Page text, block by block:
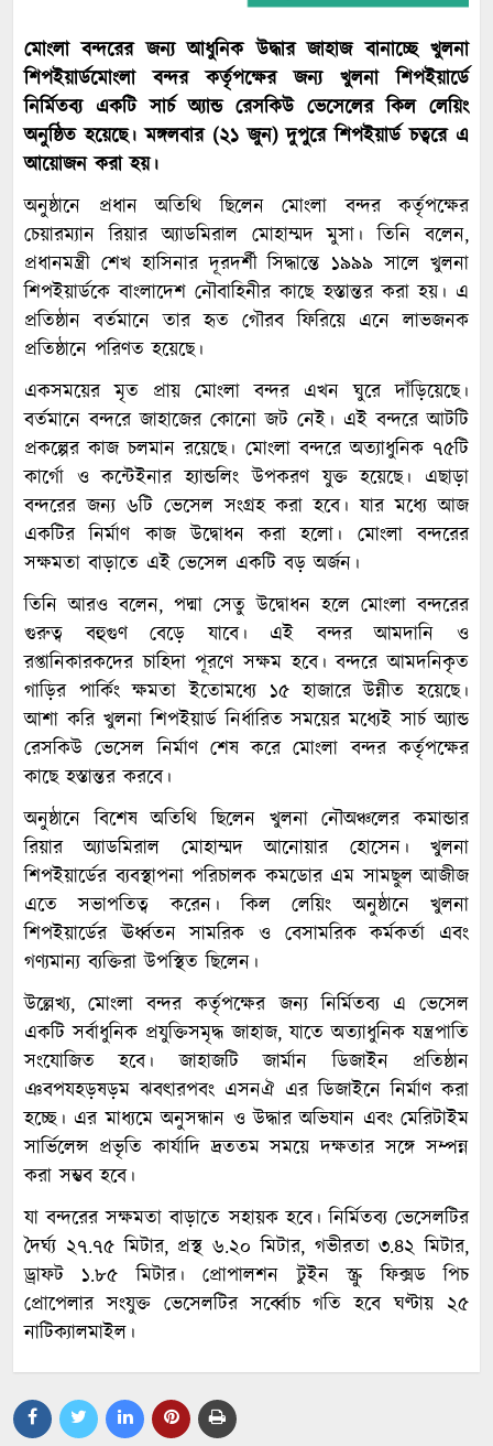
মোংলা বন্দরের জন্য আধুনিক উদ্ধার জাহাজ বানাচ্ছে খুলনা
শিপইয়ার্ডমোংলা বন্দর কর্তৃপক্ষের জন্য খুলনা শিপইয়ার্ডে
নির্মিতব্য একটি সার্চ অ্যান্ড রেসকিউ ভেসেলের কিল লেয়িং
অনুষ্ঠিত হয়েছে। মঙ্গলবার (২১ জুন) দুপুরে শিপইয়ার্ড চত্বরে এ
আয়োজন করা হয়।
অনুষ্ঠানে প্রধান অতিথি ছিলেন মোংলা বন্দর কর্তৃপক্ষের
চেয়ারম্যান রিয়ার অ্যাডমিরাল মোহাম্মদ মুসা। তিনি বলেন,
প্রধানমন্ত্রী শেখ হাসিনার দূরদর্শী সিদ্ধান্তে ১৯৯৯ সালে খুলনা
শিপইয়ার্ডকে বাংলাদেশ নৌবাহিনীর কাছে হস্তান্তর করা হয়। এ
প্রতিষ্ঠান বর্তমানে তার হৃত গৌরব ফিরিয়ে এনে লাভজনক
প্রতিষ্ঠানে পরিণত হয়েছে।
একসময়ের মৃত প্রায় মোংলা বন্দর এখন ঘুরে দাঁড়িয়েছে।
বর্তমানে বন্দরে জাহাজের কোনো জট নেই। এই বন্দরে আটটি
প্রকল্পের কাজ চলমান রয়েছে। মোংলা বন্দরে অত্যাধুনিক ৭৫টি
কার্গো ও কন্টেইনার হ্যান্ডলিং উপকরণ যুক্ত হয়েছে। এছাড়া
বন্দরের জন্য ৬টি ভেসেল সংগ্রহ করা হবে। যার মধ্যে আজ
একটির নির্মাণ কাজ উদ্বোধন করা হলো। মোংলা বন্দরের
সক্ষমতা বাড়াতে এই ভেসেল একটি বড় অর্জন।
তিনি আরও বলেন, পদ্মা সেতু উদ্বোধন হলে মোংলা বন্দরের
গুরুত্ব বহুগুণ বেড়ে যাবে। এই বন্দর আমদানি ও
রপ্তানিকারকদের চাহিদা পূরণে সক্ষম হবে। বন্দরে আমদনিকৃত
গাড়ির পার্কিং ক্ষমতা ইতোমধ্যে ১৫ হাজারে উন্নীত হয়েছে।
আশা করি খুলনা শিপইয়ার্ড নির্ধারিত সময়ের মধ্যেই সার্চ অ্যান্ড
রেসকিউ ভেসেল নির্মাণ শেষ করে মোংলা বন্দর কর্তৃপক্ষের
কাছে হস্তান্তর করবে।
অনুষ্ঠানে বিশেষ অতিথি ছিলেন খুলনা নৌঅঞ্চলের কমান্ডার
রিয়ার অ্যাডমিরাল মোহাম্মদ আনোয়ার হোসেন। খুলনা
শিপইয়ার্ডের ব্যবস্থাপনা পরিচালক কমডোর এম সামছুল আজীজ
এতে সভাপতিত্ব করেন। কিল লেয়িং অনুষ্ঠানে খুলনা
শিপইয়ার্ডের ঊর্ধ্বতন সামরিক ও বেসামরিক কর্মকর্তা এবং
গণ্যমান্য ব্যক্তিরা উপস্থিত ছিলেন।
উল্লেখ্য, মোংলা বন্দর কর্তৃপক্ষের জন্য নির্মিতব্য এ ভেসেল
একটি সর্বাধুনিক প্রযুক্তিসমৃদ্ধ জাহাজ, যাতে অত্যাধুনিক যন্ত্রপাতি
সংযোজিত হবে। জাহাজটি জার্মান ডিজাইন প্রতিষ্ঠান
ঞবপযহড়ষড়ম ঝবৎারপবং এসনঐ এর ডিজাইনে নির্মাণ করা
হচ্ছে। এর মাধ্যমে অনুসন্ধান ও উদ্ধার অভিযান এবং মেরিটাইম
সার্ভিলেন্স প্রভৃতি কার্যাদি দ্রততম সময়ে দক্ষতার সঙ্গে সম্পন্ন
করা সম্ভব হবে।
যা বন্দরের সক্ষমতা বাড়াতে সহায়ক হবে। নির্মিতব্য ভেসেলটির
দৈর্ঘ্য ২৭.৭৫ মিটার, প্রস্থ ৬.২০ মিটার, গভীরতা ৩.৪২ মিটার,
ড্রাফট ১.৮৫ মিটার। প্রোপালশন টুইন স্ক্রু ফিক্সড পিচ
প্রোপেলার সংযুক্ত ভেসেলটির সর্ব্বোচ গতি হবে ঘণ্টায় ২৫
নাটিক্যালমাইল।